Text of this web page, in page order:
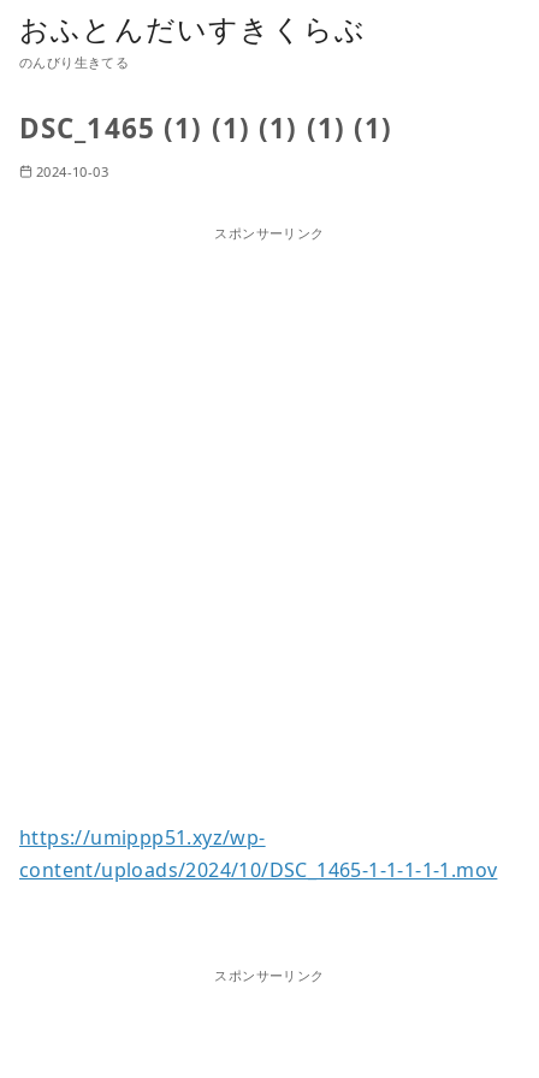
おふとんだいすきくらぶ
のんびり生きてる
DSC_1465 (1) (1) (1) (1) (1)
2024-10-03
スポンサーリンク
https://umippp51.xyz/wp-
content/uploads/2024/10/DSC_1465-1-1-1-1-1.mov
スポンサーリンク